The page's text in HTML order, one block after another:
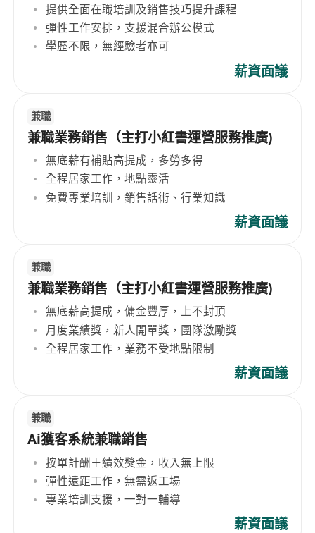
提供全面在職培訓及銷售技巧提升課程
彈性工作安排，支援混合辦公模式
學歷不限，無經驗者亦可
薪資面議
兼職
兼職業務銷售（主打小紅書運營服務推廣)
無底薪有補貼高提成，多勞多得
全程居家工作，地點靈活
免費專業培訓，銷售話術、行業知識
薪資面議
兼職
兼職業務銷售（主打小紅書運營服務推廣)
無底薪高提成，傭金豐厚，上不封頂
月度業績獎，新人開單獎，團隊激勵獎
全程居家工作，業務不受地點限制
薪資面議
兼職
Ai獲客系統兼職銷售
按單計酬＋績效獎金，收入無上限
彈性遠距工作，無需返工場
專業培訓支援，一對一輔導
薪資面議